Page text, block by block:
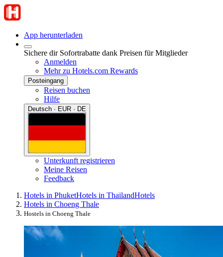
App herunterladen
Sichere dir Sofortrabatte dank Preisen für Mitglieder
Anmelden
Mehr zu Hotels.com Rewards
Posteingang
Reisen buchen
Hilfe
Deutsch · EUR · DE
Unterkunft registrieren
Meine Reisen
Feedback
Hotels in PhuketHotels in ThailandHotels
Hotels in Choeng Thale
Hostels in Choeng Thale